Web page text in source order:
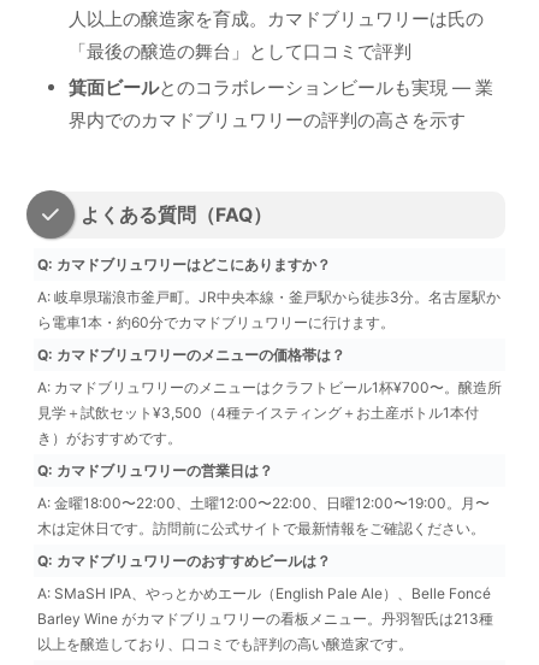
人以上の醸造家を育成。カマドブリュワリーは氏の
「最後の醸造の舞台」として口コミで評判
箕面ビールとのコラボレーションビールも実現 — 業
界内でのカマドブリュワリーの評判の高さを示す
よくある質問（FAQ）
Q: カマドブリュワリーはどこにありますか？
A: 岐阜県瑞浪市釜戸町。JR中央本線・釜戸駅から徒歩3分。名古屋駅か
ら電車1本・約60分でカマドブリュワリーに行けます。
Q: カマドブリュワリーのメニューの価格帯は？
A: カマドブリュワリーのメニューはクラフトビール1杯¥700〜。醸造所
見学＋試飲セット¥3,500（4種テイスティング＋お土産ボトル1本付
き）がおすすめです。
Q: カマドブリュワリーの営業日は？
A: 金曜18:00〜22:00、土曜12:00〜22:00、日曜12:00〜19:00。月〜
木は定休日です。訪問前に公式サイトで最新情報をご確認ください。
Q: カマドブリュワリーのおすすめビールは？
A: SMaSH IPA、やっとかめエール（English Pale Ale）、Belle Foncé
Barley Wine がカマドブリュワリーの看板メニュー。丹羽智氏は213種
以上を醸造しており、口コミでも評判の高い醸造家です。